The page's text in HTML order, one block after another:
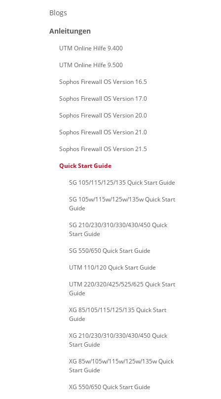
Blogs
Anleitungen
UTM Online Hilfe 9.400
UTM Online Hilfe 9.500
Sophos Firewall OS Version 16.5
Sophos Firewall OS Version 17.0
Sophos Firewall OS Version 20.0
Sophos Firewall OS Version 21.0
Sophos Firewall OS Version 21.5
Quick Start Guide
SG 105/115/125/135 Quick Start Guide
SG 105w/115w/125w/135w Quick Start
Guide
SG 210/230/310/330/430/450 Quick
Start Guide
SG 550/650 Quick Start Guide
UTM 110/120 Quick Start Guide
UTM 220/320/425/525/625 Quick Start
Guide
XG 85/105/115/125/135 Quick Start
Guide
XG 210/230/310/330/430/450 Quick
Start Guide
XG 85w/105w/115w/125w/135w Quick
Start Guide
XG 550/650 Quick Start Guide